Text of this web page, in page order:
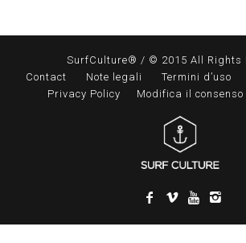
SurfCulture® / © 2015 All Rights
Contact
Note legali Termini d’uso
Privacy Policy
Modifica il consenso